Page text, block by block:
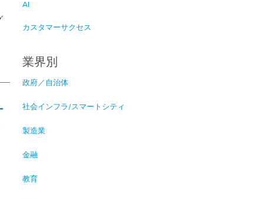
AI
カスタマーサクセス
業界別
政府／自治体
社会インフラ/スマートシティ
製造業
金融
教育